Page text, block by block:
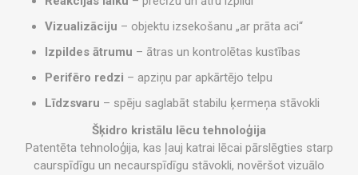
Vizualizāciju – objektu izsekošanu „ar prāta aci“
Izpildes ātrumu – ātras un kontrolētas kustības
Perifēro redzi – apziņu par apkārtējo telpu
Līdzsvaru – spēju saglabāt stabilu ķermeņa stāvokli
Šķidro kristālu lēcu tehnoloģija
Patentēta tehnoloģija, kas ļauj katrai lēcai pārslēgties starp
caurspīdīgu un necaurspīdīgu stāvokli, novēršot vizuālo